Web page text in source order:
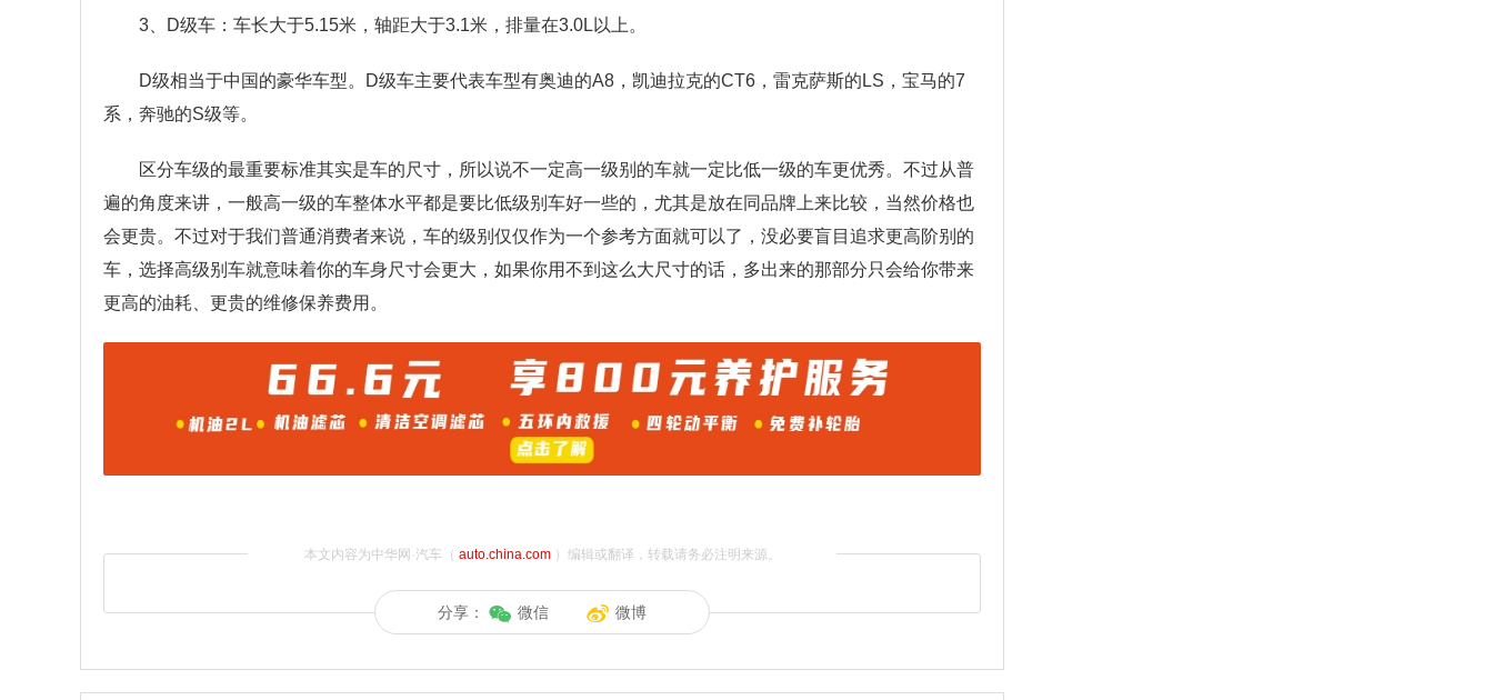
3、D级车：车长大于5.15米，轴距大于3.1米，排量在3.0L以上。
D级相当于中国的豪华车型。D级车主要代表车型有奥迪的A8，凯迪拉克的CT6，雷克萨斯的LS，宝马的7
系，奔驰的S级等。
区分车级的最重要标准其实是车的尺寸，所以说不一定高一级别的车就一定比低一级的车更优秀。不过从普
遍的角度来讲，一般高一级的车整体水平都是要比低级别车好一些的，尤其是放在同品牌上来比较，当然价格也
会更贵。不过对于我们普通消费者来说，车的级别仅仅作为一个参考方面就可以了，没必要盲目追求更高阶别的
车，选择高级别车就意味着你的车身尺寸会更大，如果你用不到这么大尺寸的话，多出来的那部分只会给你带来
更高的油耗、更贵的维修保养费用。
本文内容为中华网·汽车（ auto.china.com）编辑或翻译，转载请务必注明来源。
分享： 微信 微博